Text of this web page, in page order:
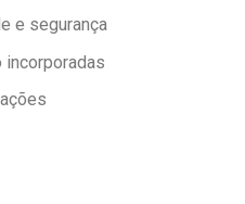
e segurança
incorporadas